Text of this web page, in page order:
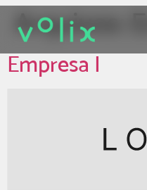
Arquivos:
Empresa I